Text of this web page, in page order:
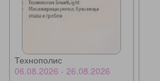
Технополис
06.08.2026 - 26.08.2026